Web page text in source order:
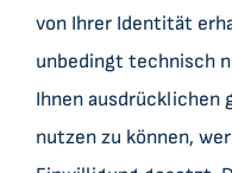
von Ihrer Identität
unbedingt technisch
Ihnen ausdrücklichen
nutzen zu können,